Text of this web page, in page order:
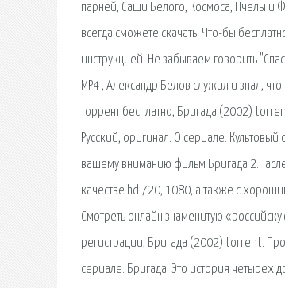
парней, Саши Белого, Космоса, Пчелы и
всегда сможете скачать. Что-бы
инструкцией. Не забываем говорить
МР4 , Александр Белов служил и знал,
торрент бесплатно, Бригада (2002)
Русский, оригинал. О сериале:
вашему вниманию фильм Бригада
качестве hd 720, 1080, а также с
Смотреть онлайн знаменитую
регистрации, Бригада (2002) torrent.
сериале: Бригада: Это история четырех